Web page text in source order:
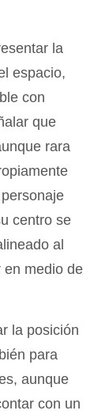
la
espacio,
con
que
rara
centro se
al
en medio de
la posición
para
aunque
con un